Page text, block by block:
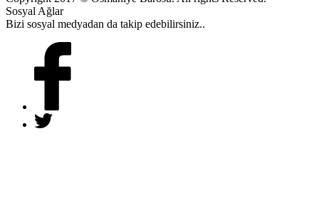
Sosyal Ağlar
Bizi sosyal medyadan da takip edebilirsiniz..